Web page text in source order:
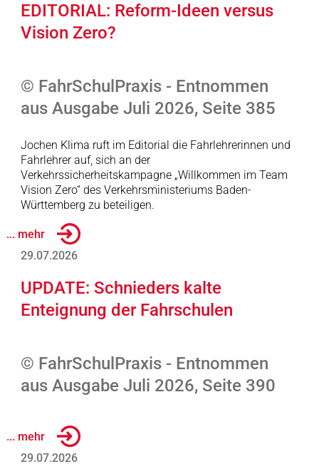
EDITORIAL: Reform-Ideen versus
Vision Zero?
© FahrSchulPraxis - Entnommen
aus Ausgabe Juli 2026, Seite 385
Jochen Klima ruft im Editorial die Fahrlehrerinnen und
Fahrlehrer auf, sich an der
Verkehrssicherheitskampagne „Willkommen im Team
Vision Zero“ des Verkehrsministeriums Baden-
Württemberg zu beteiligen.
... mehr
29.07.2026
UPDATE: Schnieders kalte
Enteignung der Fahrschulen
© FahrSchulPraxis - Entnommen
aus Ausgabe Juli 2026, Seite 390
... mehr
29.07.2026